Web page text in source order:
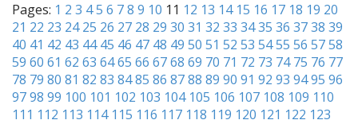
Pages: 1 2 3 45 6 78 9 10 11 12 13 14 15 16 17 18 19 20
21 22 23 24 25 26 27 28 29 30 31 32 33 3435 36 3738 39
40 41 42 43 44 45 46 47 48 49 50 51 52 53 5455 56 5758
59 60 61 62 63 6465 66 6768 69 70 71 72 73 74 75 76 77
78 79 80 81 82 83 8485 86 8788 89 90 91 92 93 9495 96
9798 99 100 101 102 103 104 105 106 107 108 109 110
111 112 113 114 115 116 117 118 119 120 121 122 123